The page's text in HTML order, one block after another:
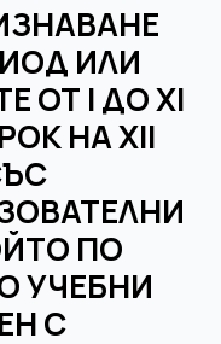
ИЛИ
ОТ I ДО XI
НА ХII
ПО
УЧЕБНИ
С